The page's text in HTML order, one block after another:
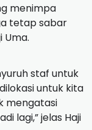
menimpa
tetap sabar
Uma.
staf untuk
untuk kita
mengatasi
lagi,” jelas Haji